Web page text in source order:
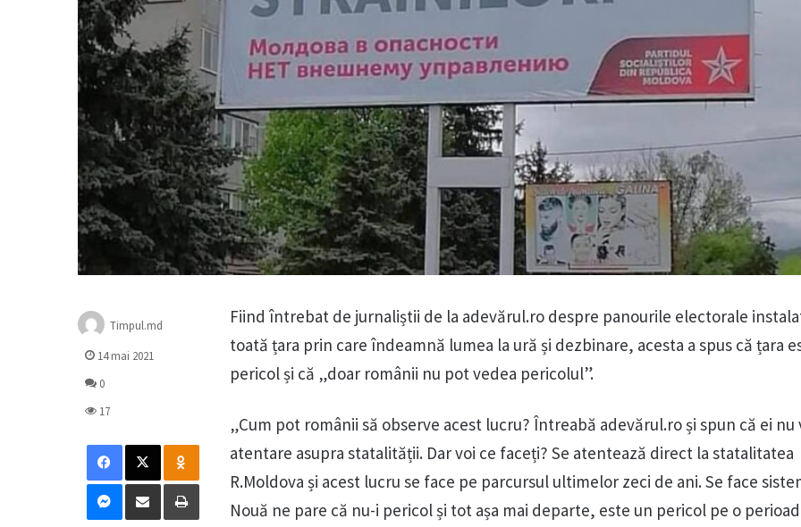
Fiind întrebat de jurnaliștii de la adevărul.ro despre panourile electorale
toată țara prin care îndeamnă lumea la ură și dezbinare, acesta a spus că țara
pericol și că „doar românii nu pot vedea pericolul”.
„Cum pot românii să observe acest lucru? Întreabă adevărul.ro și spun că ei nu
atentare asupra statalității. Dar voi ce faceți? Se atentează direct la statalitatea
R.Moldova și acest lucru se face pe parcursul ultimelor zeci de ani. Se face
Nouă ne pare că nu-i pericol și tot așa mai departe, este un pericol pe o
Timpul.md
14 mai 2021
0
17
Facebook
X Odnoklassniki
Messenger
Distribuie prin mail Tipărește